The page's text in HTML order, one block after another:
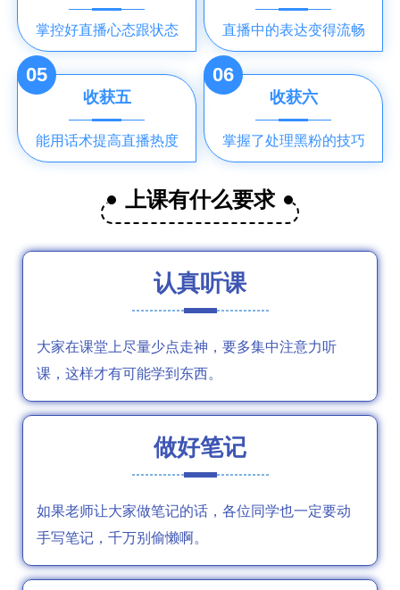
掌控好直播心态跟状态 直播中的表达变得流畅
05
收获五
能用话术提高直播热度
06
收获六
掌握了处理黑粉的技巧
上课有什么要求
认真听课
大家在课堂上尽量少点走神，要多集中注意力听
课，这样才有可能学到东西。
做好笔记
如果老师让大家做笔记的话，各位同学也一定要动
手写笔记，千万别偷懒啊。